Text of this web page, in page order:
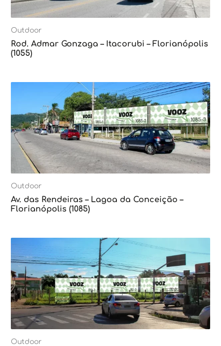
Outdoor
Rod. Admar Gonzaga – Itacorubi – Florianópolis
(1055)
Outdoor
Av. das Rendeiras – Lagoa da Conceição –
Florianópolis (1085)
Outdoor